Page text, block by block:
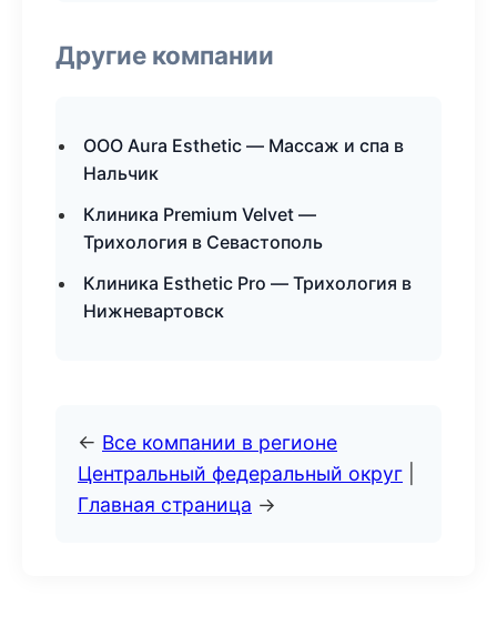
Другие компании
ООО Aura Esthetic — Массаж и спа в
Нальчик
Клиника Premium Velvet —
Трихология в Севастополь
Клиника Esthetic Pro — Трихология в
Нижневартовск
← Все компании в регионе
Центральный федеральный округ
Главная страница →